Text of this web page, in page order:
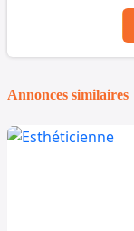
Annonces similaires